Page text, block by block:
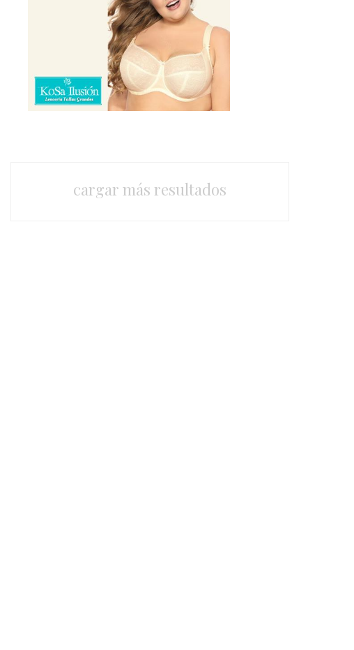
cargar más resultados